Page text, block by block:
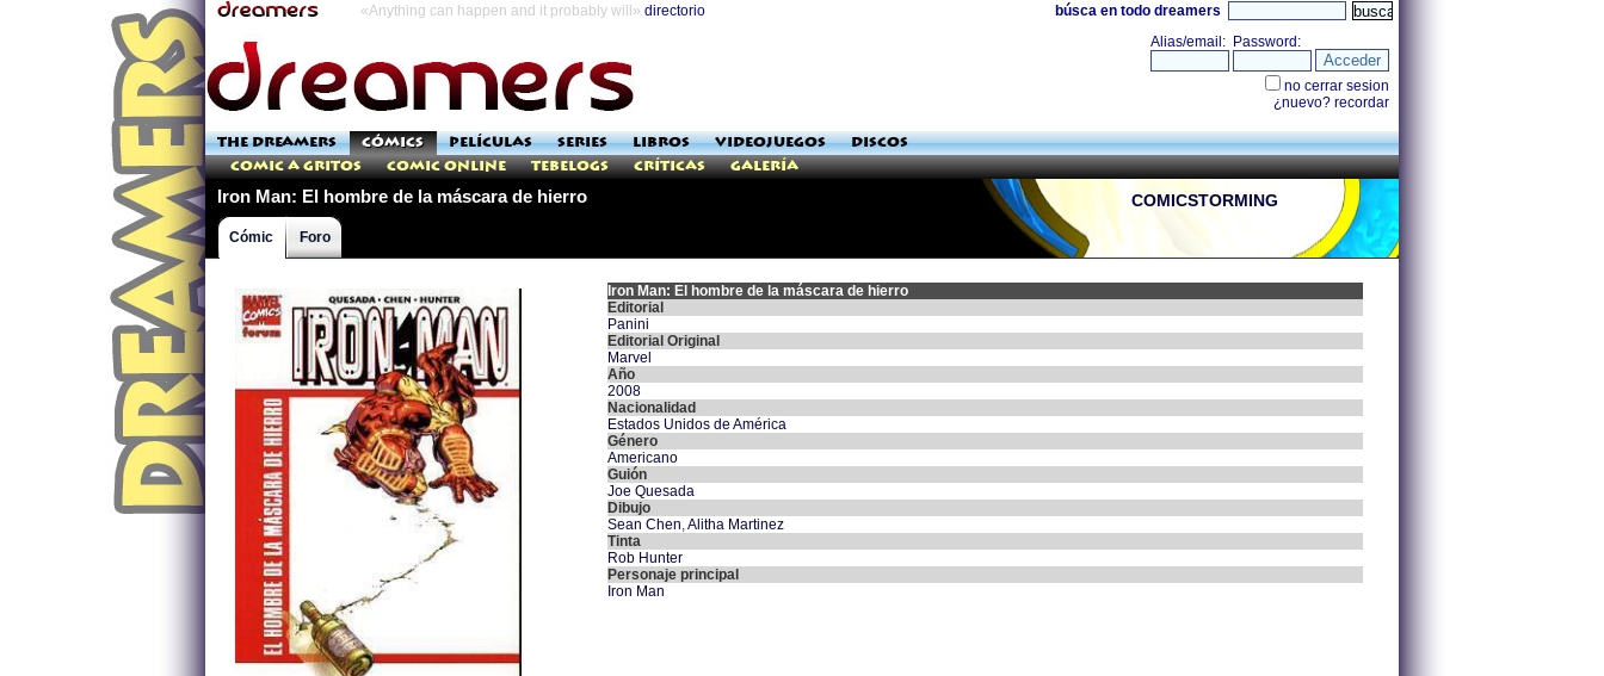
«Anything can happen and it probably will» directorio búsca en todo dreamers
THE DREAMERS CÓMICS PELÍCULAS SERIES LIBROS VIDEOJUEGOS
DISCOS
Comic a Gritos
Comic Online Tebelogs Críticas Galería
Iron Man: El hombre de la máscara de hierro COMICSTORMING
Cómic Foro
Iron Man: El hombre de la máscara de hierro
Editorial
Panini
Editorial Original
Marvel
Año
2008
Nacionalidad
Estados Unidos de América
Género
Americano
Guión
Joe Quesada
Dibujo
Sean Chen,Alitha Martinez
Tinta
Rob Hunter
Personaje principal
Iron Man